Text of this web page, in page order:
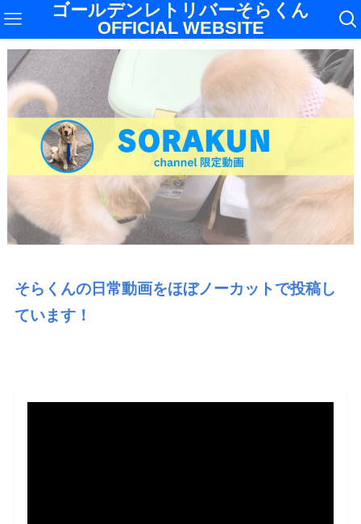
ゴールデンレトリバーそらくん
OFFICIAL WEBSITE
そらくんの日常動画をほぼノーカットで投稿し
ています！